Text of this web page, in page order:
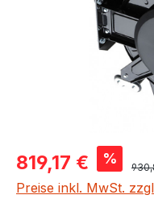
Verkaufspreis:
819,17 € %
Preise inkl. MwSt.